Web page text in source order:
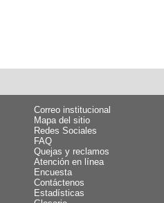
Correo institucional
Mapa del sitio
Redes Sociales
FAQ
Quejas y reclamos
Atención en línea
Encuesta
Contáctenos
Estadísticas